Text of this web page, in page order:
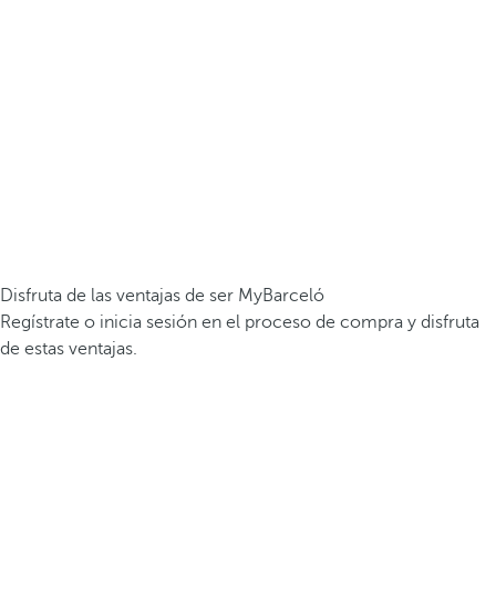
Disfruta de las ventajas de ser MyBarceló
Regístrate o inicia sesión en el proceso de compra y disfruta
de estas ventajas.